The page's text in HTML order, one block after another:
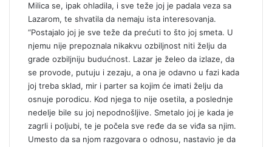
Milica se, ipak ohladila, i sve teže joj je padala veza sa
Lazarom, te shvatila da nemaju ista interesovanja.
“Postajalo joj je sve teže da prećuti to što joj smeta. U
njemu nije prepoznala nikakvu ozbiljnost niti želju da
grade ozbiljniju budućnost. Lazar je želeo da izlaze, da
se provode, putuju i zezaju, a ona je odavno u fazi kada
joj treba sklad, mir i parter sa kojim će imati želju da
osnuje porodicu. Kod njega to nije osetila, a poslednje
nedelje bile su joj nepodnošljive. Smetalo joj je kada je
zagrli i poljubi, te je počela sve ređe da se viđa sa njim.
Umesto da sa njom razgovara o odnosu, nastavio je da